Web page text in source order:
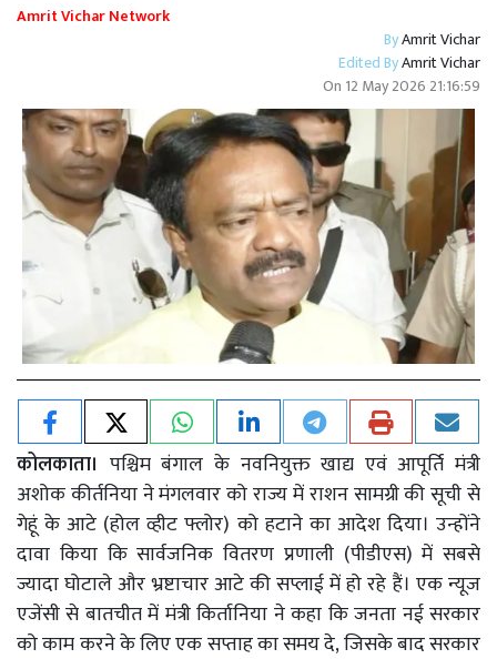
Amrit Vichar Network
ByAmrit Vichar
Edited ByAmrit Vichar
On 12 May 2026 21:16:59
कोलकाता। पश्चिम बंगाल के नवनियुक्त खाद्य एवं आपूर्ति मंत्री
अशोक कीर्तनिया ने मंगलवार को राज्य में राशन सामग्री की सूची से
गेहूं के आटे (होल व्हीट फ्लोर) को हटाने का आदेश दिया। उन्होंने
दावा किया कि सार्वजनिक वितरण प्रणाली (पीडीएस) में सबसे
ज्यादा घोटाले और भ्रष्टाचार आटे की सप्लाई में हो रहे हैं। एक न्यूज
एजेंसी से बातचीत में मंत्री किर्तानिया ने कहा कि जनता नई सरकार
को काम करने के लिए एक सप्ताह का समय दे, जिसके बाद सरकार